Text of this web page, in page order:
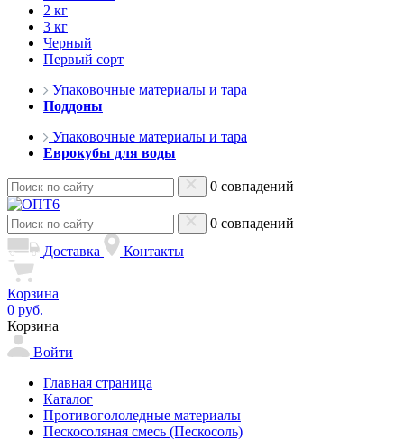
2 кг
3 кг
Черный
Первый сорт
Упаковочные материалы и тара
Поддоны
Упаковочные материалы и тара
Еврокубы для воды
0 совпадений
0 совпадений
Доставка
Контакты
Корзина
0 руб.
Корзина
Войти
Главная страница
Каталог
Противогололедные материалы
Пескосоляная смесь (Пескосоль)